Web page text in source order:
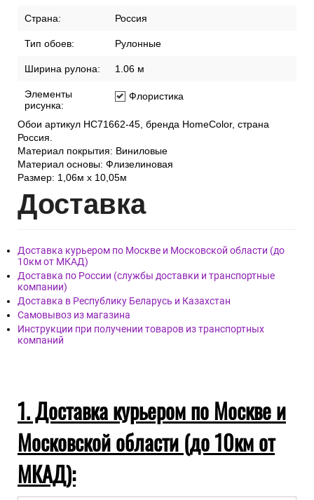
Страна: Россия
Тип обоев: Рулонные
Ширина рулона: 1.06 м
Элементы
рисунка:
Флористика
Обои артикул HC71662-45, бренда HomeColor, страна
Россия.
Материал покрытия: Виниловые
Материал основы: Флизелиновая
Размер: 1,06м х 10,05м
Доставка
Доставка курьером по Москве и Московской области (до
10км от МКАД)
Доставка по России (службы доставки и транспортные
компании)
Доставка в Республику Беларусь и Казахстан
Самовывоз из магазина
Инструкции при получении товаров из транспортных
компаний
1. Доставка курьером по Москве и
Московской области (до 10км от
МКАД):